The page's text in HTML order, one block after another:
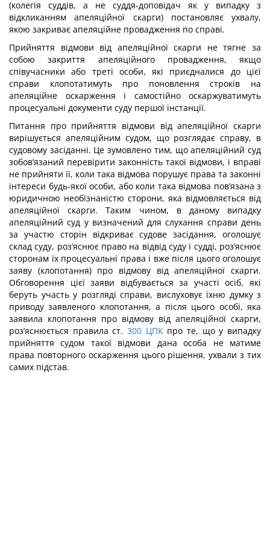
(колегія суддів, а не суддя-доповідач як у випадку з
відкликанням апеляційної скарги) постановляє ухвалу,
якою закриває апеляційне провадження по справі.
Прийняття відмови від апеляційної скарги не тягне за
собою закриття апеляційного провадження, якщо
співучасники або треті особи, які приєдналися до цієї
справи клопотатимуть про поновлення строків на
апеляційне оскарження і самостійно оскаржуватимуть
процесуальні документи суду першої інстанції.
Питання про прийняття відмови від апеляційної скарги
вирішується апеляційним судом, що розглядає справу, в
судовому засіданні. Це зумовлено тим, що апеляційний суд
зобов’язаний перевірити законність такої відмови, і вправі
не прийняти її, коли така відмова порушує права та законні
інтереси будь-якої особи, або коли така відмова пов’язана з
юридичною необізнаністю сторони, яка відмовляється від
апеляційної скарги. Таким чином, в даному випадку
апеляційний суд у визначений для слухання справи день
за участю сторін відкриває судове засідання, оголошує
склад суду, роз’яснює право на відвід суду і судді, роз’яснює
сторонам їх процесуальні права і вже після цього оголошує
заяву (клопотання) про відмову від апеляційної скарги.
Обговорення цієї заяви відбувається за участі осіб, які
беруть участь у розгляді справи, вислуховує їхню думку з
приводу заявленого клопотання, а після цього особі, яка
заявила клопотання про відмову від апеляційної скарги,
роз’яснюється правила ст. 300 ЦПКпро те, що у випадку
прийняття судом такої відмови дана особа не матиме
права повторного оскарження цього рішення, ухвали з тих
самих підстав.